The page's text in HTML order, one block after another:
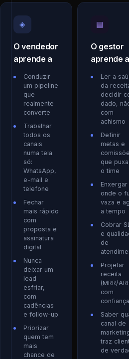
◈
O vendedor
aprende a
Conduzir
um pipeline
que
realmente
converte
Trabalhar
todos os
canais
numa tela
só:
WhatsApp,
e-mail e
telefone
Fechar
mais rápido
com
proposta e
assinatura
digital
Nunca
deixar um
lead
esfriar,
com
cadências
e follow-up
Priorizar
quem tem
mais
chance de
▤
O gestor
aprende a
Ler a
da
decidir
dado,
com
achismo
Definir
metas e
que
o time
Enxergar
onde o
vaza e
a tempo
Cobrar
e
de
Projetar
receita
(MRR/
com
confiança
Saber
canal de
traz
de